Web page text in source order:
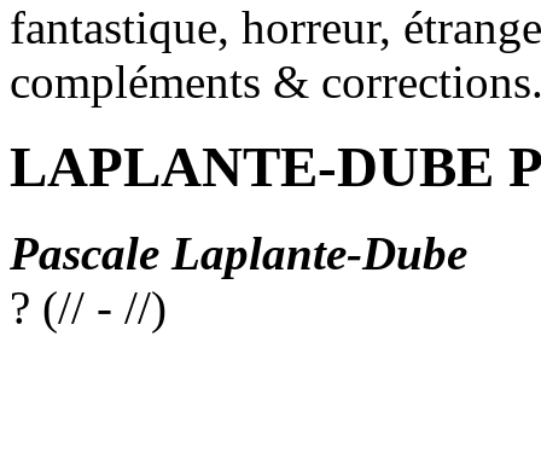
fantastique, horreur,
compléments &
LAPLANTE-DUBE
Pascale Laplante-Dube
? (// - //)